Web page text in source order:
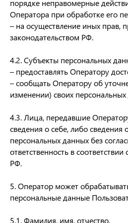
порядке неправомерные
Оператора при обработке его
– на осуществление иных прав,
законодательством РФ.
4.2. Субъекты персональных
– предоставлять Оператору
– сообщать Оператору об
изменении) своих
4.3. Лица, передавшие
сведения о себе, либо сведения
персональных данных без
ответственность в
РФ.
5. Оператор может
персональные данные
5.1. Фамилия, имя, отчество.